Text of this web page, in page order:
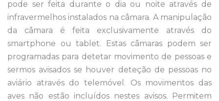
pode ser feita durante o dia ou noite através de
infravermelhos instalados na câmara. A manipulação
da câmara é feita exclusivamente através do
smartphone ou tablet. Estas câmaras podem ser
programadas para detetar movimento de pessoas e
sermos avisados se houver deteção de pessoas no
aviário através do telemóvel. Os movimentos das
aves não estão incluídos nestes avisos. Permitem